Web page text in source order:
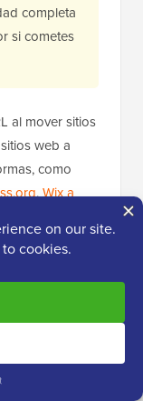
completa
si cometes
al mover sitios
web a
como
,Wix a
WordPress
a
WordPress.